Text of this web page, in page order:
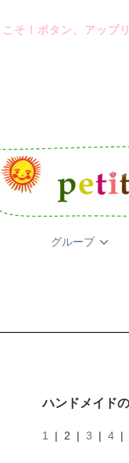
そ！ボタン、アップ
グループ
ハンドメイド
1 | 2 | 3 | 4 |